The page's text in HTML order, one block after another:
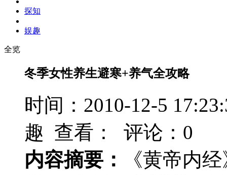
探知
娱趣
全览
冬季女性养生避寒+养气全攻略
时间：2010-12-5
趣 查看：
评论：0
内容摘要：
《黄帝内